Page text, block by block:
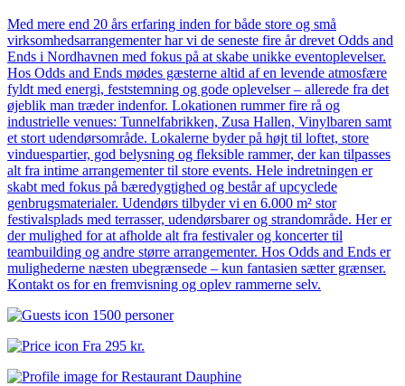
Med mere end 20 års erfaring inden for både store og små
virksomhedsarrangementer har vi de seneste fire år drevet Odds and
Ends i Nordhavnen med fokus på at skabe unikke eventoplevelser.
Hos Odds and Ends mødes gæsterne altid af en levende atmosfære
fyldt med energi, feststemning og gode oplevelser – allerede fra det
øjeblik man træder indenfor. Lokationen rummer fire rå og
industrielle venues: Tunnelfabrikken, Zusa Hallen, Vinylbaren samt
et stort udendørsområde. Lokalerne byder på højt til loftet, store
vinduespartier, god belysning og fleksible rammer, der kan tilpasses
alt fra intime arrangementer til store events. Hele indretningen er
skabt med fokus på bæredygtighed og består af upcyclede
genbrugsmaterialer. Udendørs tilbyder vi en 6.000 m² stor
festivalsplads med terrasser, udendørsbarer og strandområde. Her er
der mulighed for at afholde alt fra festivaler og koncerter til
teambuilding og andre større arrangementer. Hos Odds and Ends er
mulighederne næsten ubegrænsede – kun fantasien sætter grænser.
Kontakt os for en fremvisning og oplev rammerne selv.
1500 personer
Fra 295 kr.